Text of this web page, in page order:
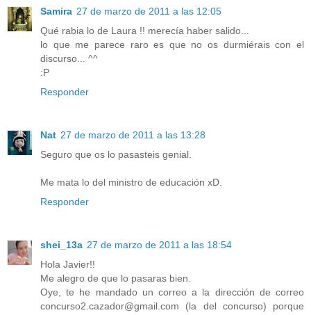
Samira 27 de marzo de 2011 a las 12:05
Qué rabia lo de Laura !! merecía haber salido...
lo que me parece raro es que no os durmiérais con el
discurso... ^^
:P
Responder
Nat 27 de marzo de 2011 a las 13:28
Seguro que os lo pasasteis genial.
Me mata lo del ministro de educación xD.
Responder
shei_13a 27 de marzo de 2011 a las 18:54
Hola Javier!!
Me alegro de que lo pasaras bien.
Oye, te he mandado un correo a la dirección de correo
concurso2.cazador@gmail.com (la del concurso) porque